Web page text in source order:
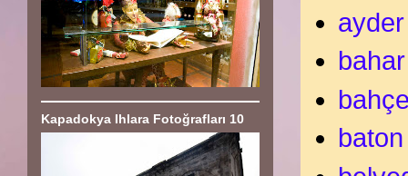
ayder
bahar
baton
Kapadokya Ihlara Fotoğrafları 10